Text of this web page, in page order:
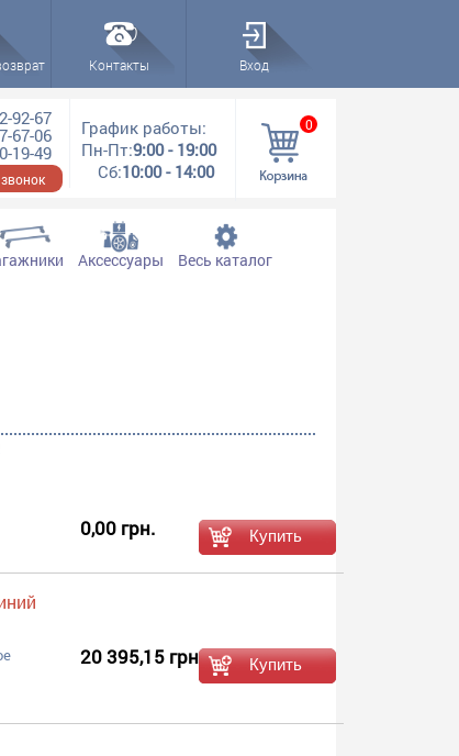
Контакты Вход
92-67
67-06
19-49
График работы:
Пн-Пт:9:00 - 19:00
Сб:10:00 - 14:00
0
Аксессуары Весь каталог
0,00 грн.
20 395,15 грн.